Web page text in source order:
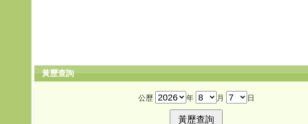
黃歷查詢
公歷 年 月 日